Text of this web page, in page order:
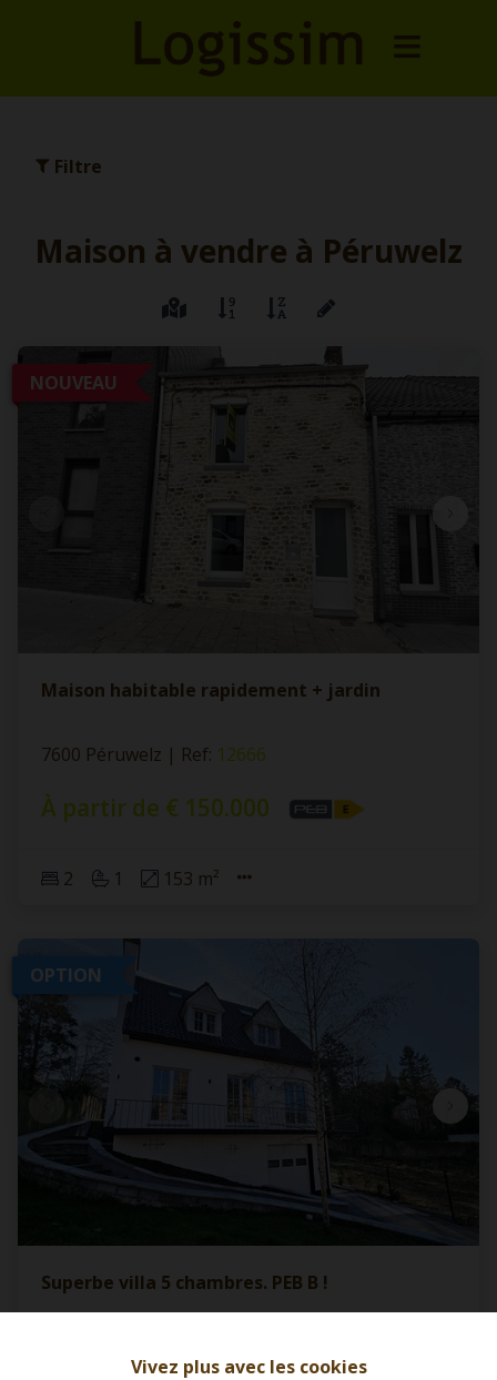
Vivez plus avec les cookies
Filtre
Maison à vendre à Péruwelz
NOUVEAU
Maison habitable rapidement + jardin
7600 Péruwelz | Ref: 12666
À partir de € 150.000
2 1 153 m²
OPTION
Superbe villa 5 chambres. PEB B !